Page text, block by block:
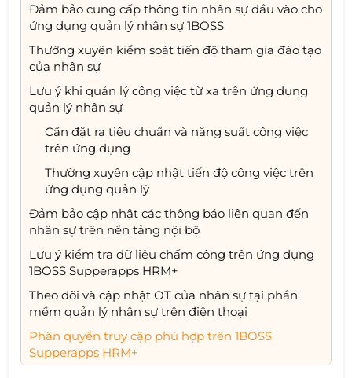
Đảm bảo cung cấp thông tin nhân sự đầu vào cho
ứng dụng quản lý nhân sự 1BOSS
Thường xuyên kiểm soát tiến độ tham gia đào tạo
của nhân sự
Lưu ý khi quản lý công việc từ xa trên ứng dụng
quản lý nhân sự
Cần đặt ra tiêu chuẩn và năng suất công việc
trên ứng dụng
Thường xuyên cập nhật tiến độ công việc trên
ứng dụng quản lý
Đảm bảo cập nhật các thông báo liên quan đến
nhân sự trên nền tảng nội bộ
Lưu ý kiểm tra dữ liệu chấm công trên ứng dụng
1BOSS Supperapps HRM+
Theo dõi và cập nhật OT của nhân sự tại phần
mềm quản lý nhân sự trên điện thoại
Phân quyền truy cập phù hợp trên 1BOSS
Supperapps HRM+